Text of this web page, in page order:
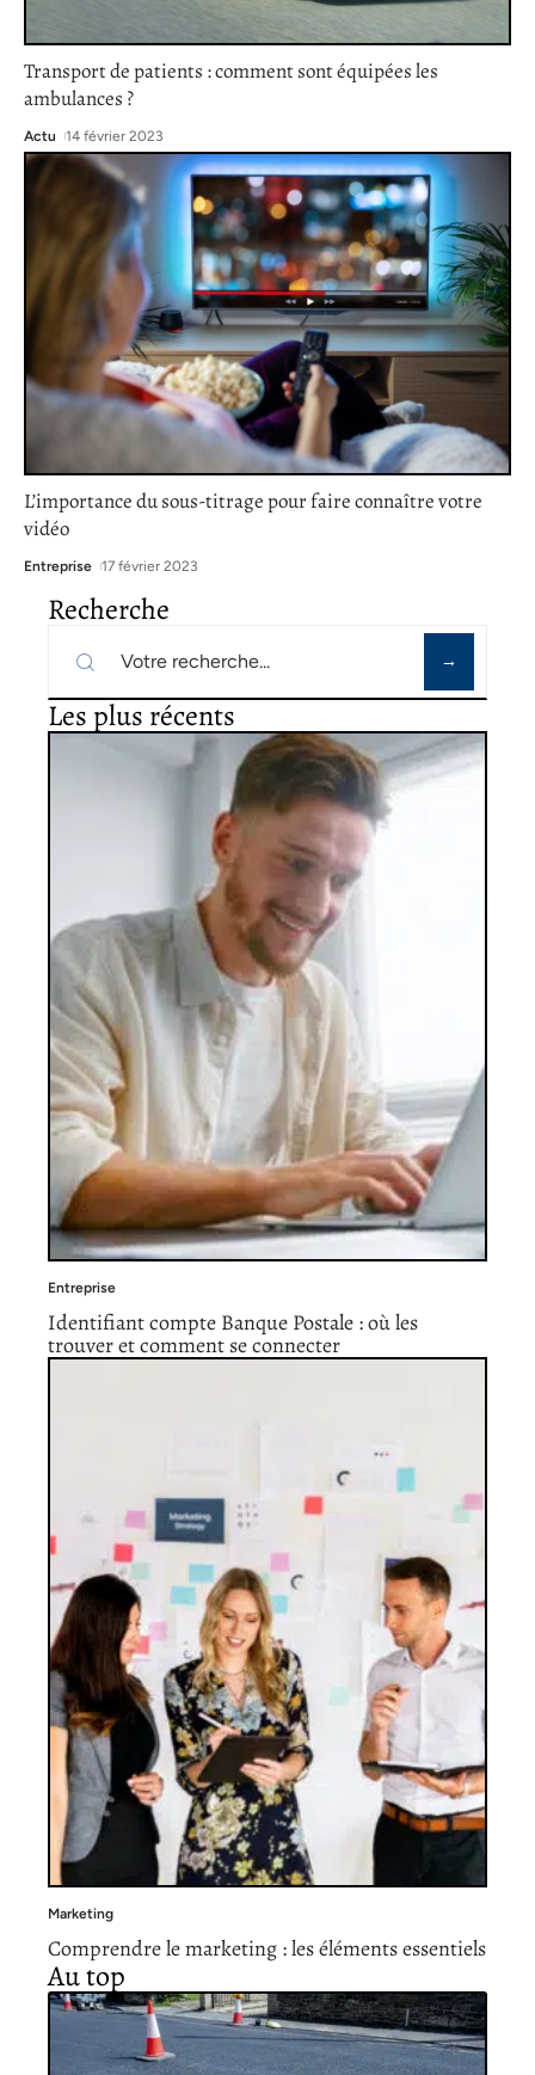
Transport de patients : comment sont équipées les
ambulances ?
Actu 14 février 2023
L’importance du sous-titrage pour faire connaître votre
vidéo
Entreprise 17 février 2023
Recherche
Les plus récents
Entreprise
Identifiant compte Banque Postale : où les
trouver et comment se connecter
Marketing
Comprendre le marketing : les éléments essentiels
Au top